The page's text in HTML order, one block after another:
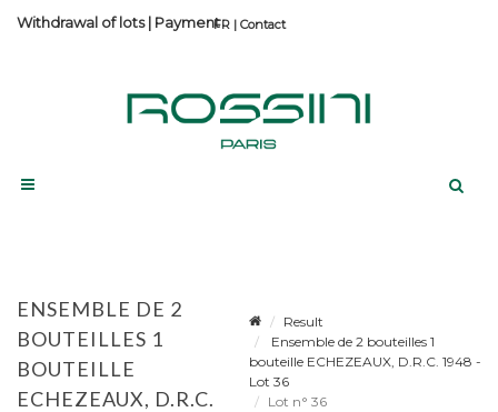
Contact
Withdrawal of lots| Payment
ENSEMBLE DE 2
BOUTEILLES 1
BOUTEILLE
ECHEZEAUX, D.R.C.
Result
Ensemble de 2 bouteilles 1
bouteille ECHEZEAUX, D.R.C. 1948 -
Lot 36
Lot n° 36